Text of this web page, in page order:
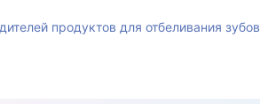
продуктов для отбеливания зубов